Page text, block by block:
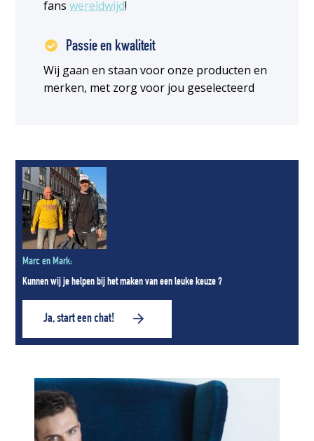
fanswereldwijd!
Passie en kwaliteit
Wij gaan en staan voor onze producten en
merken, met zorg voor jou geselecteerd
Marc en Mark:
Kunnen wij je helpen bij het maken van een leuke keuze ?
Ja, start een chat!